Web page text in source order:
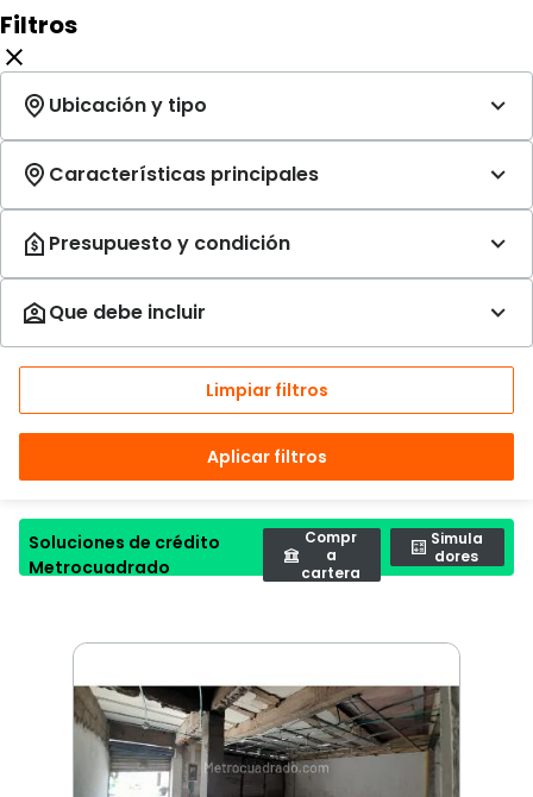
Filtros
Limpiar filtros
Aplicar filtros
Soluciones de crédito
Metrocuadrado
Compr
a
cartera
Simula
dores